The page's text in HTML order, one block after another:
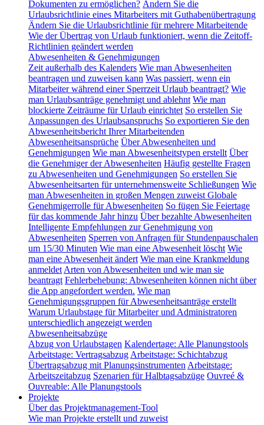
Dokumenten zu ermöglichen? Ändern Sie die
Urlaubsrichtlinie eines Mitarbeiters mit Guthabenübertragung
Ändern Sie die Urlaubsrichtlinie für mehrere Mitarbeitende
Wie der Übertrag von Urlaub funktioniert, wenn die Zeitoff-
Richtlinien geändert werden
Abwesenheiten & Genehmigungen
Zeit außerhalb des Kalenders Wie man Abwesenheiten
beantragen und zuweisen kann Was passiert, wenn ein
Mitarbeiter während einer Sperrzeit Urlaub beantragt? Wie
man Urlaubsanträge genehmigt und ablehnt Wie man
blockierte Zeiträume für Urlaub einrichtet So erstellen Sie
Anpassungen des Urlaubsanspruchs So exportieren Sie den
Abwesenheitsbericht Ihrer Mitarbeitenden
Abwesenheitsansprüche Über Abwesenheiten und
Genehmigungen Wie man Abwesenheitstypen erstellt Über
die Genehmiger der Abwesenheiten Häufig gestellte Fragen
zu Abwesenheiten und Genehmigungen So erstellen Sie
Abwesenheitsarten für unternehmensweite Schließungen Wie
man Abwesenheiten in großen Mengen zuweist Globale
Genehmigerrolle für Abwesenheiten So fügen Sie Feiertage
für das kommende Jahr hinzu Über bezahlte Abwesenheiten
Intelligente Empfehlungen zur Genehmigung von
Abwesenheiten Sperren von Anfragen für Stundenpauschalen
um 15/30 Minuten Wie man eine Abwesenheit löscht Wie
man eine Abwesenheit ändert Wie man eine Krankmeldung
anmeldet Arten von Abwesenheiten und wie man sie
beantragt Fehlerbehebung: Abwesenheiten können nicht über
die App angefordert werden. Wie man
Genehmigungsgruppen für Abwesenheitsanträge erstellt
Warum Urlaubstage für Mitarbeiter und Administratoren
unterschiedlich angezeigt werden
Abwesenheitsabzüge
Abzug von Urlaubstagen Kalendertage: Alle Planungstools
Arbeitstage: Vertragsabzug Arbeitstage: Schichtabzug
Übertragsabzug mit Planungsinstrumenten Arbeitstage:
Arbeitszeitabzug Szenarien für Halbtagsabzüge Ouvreé &
Ouvreable: Alle Planungstools
Projekte
Über das Projektmanagement-Tool
Wie man Projekte erstellt und zuweist